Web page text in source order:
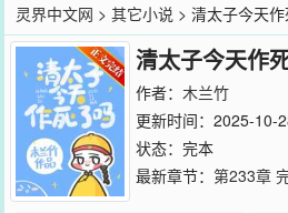
灵界中文网 >其它小说 > 清太子今天
清太子今天作
作者： 木兰竹
更新时间：2025-10-
状态：完本
最新章节： 第233章